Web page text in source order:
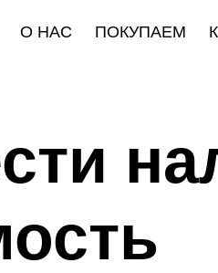
О НАС ПОКУПАЕМ